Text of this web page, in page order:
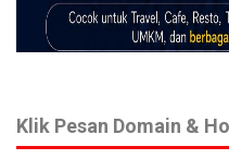
Klik Pesan Domain &